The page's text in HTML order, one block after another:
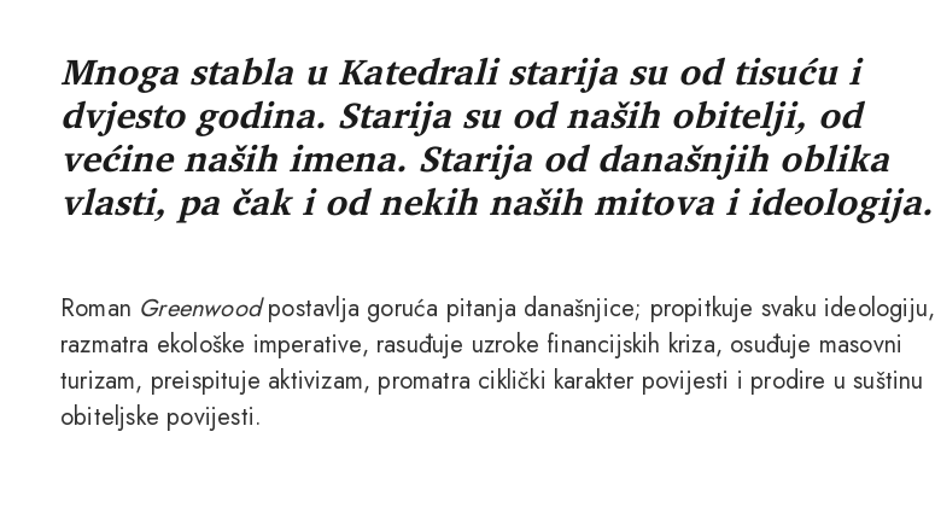
Mnoga stabla u Katedrali starija su od tisuću i
dvjesto godina. Starija su od naših obitelji, od
većine naših imena. Starija od današnjih oblika
vlasti, pa čak i od nekih naših mitova i ideologija.
Roman Greenwoodpostavlja goruća pitanja današnjice; propitkuje svaku ideologiju,
razmatra ekološke imperative, rasuđuje uzroke financijskih kriza, osuđuje masovni
turizam, preispituje aktivizam, promatra ciklički karakter povijesti i prodire u suštinu
obiteljske povijesti.